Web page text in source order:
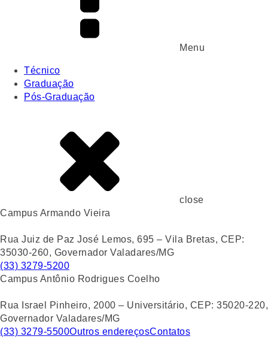
Menu
Técnico
Graduação
Pós-Graduação
close
Campus Armando Vieira
Rua Juiz de Paz José Lemos, 695 – Vila Bretas, CEP:
35030-260, Governador Valadares/MG
(33) 3279-5200
Campus Antônio Rodrigues Coelho
Rua Israel Pinheiro, 2000 – Universitário, CEP: 35020-220,
Governador Valadares/MG
(33) 3279-5500Outros endereçosContatos